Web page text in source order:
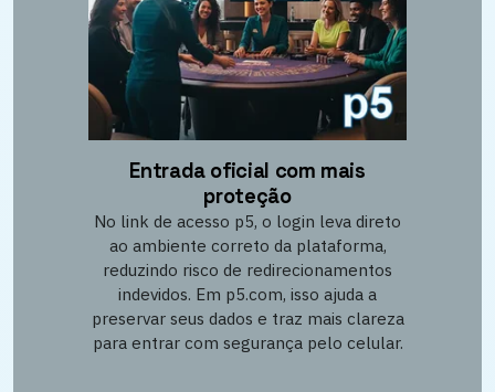
Entrada oficial com mais
proteção
No link de acesso p5, o login leva direto
ao ambiente correto da plataforma,
reduzindo risco de redirecionamentos
indevidos. Em p5.com, isso ajuda a
preservar seus dados e traz mais clareza
para entrar com segurança pelo celular.